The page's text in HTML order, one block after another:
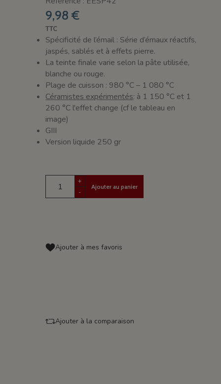
9,98 €
TTC
Spécificité de l’émail : Série d’émaux réactifs,
jaspés, sablés et à effets pierre.
La teinte finale varie selon la pâte utilisée,
blanche ou rouge.
Plage de cuisson : 980 °C – 1 080 °C
Céramistes expérimentés: à 1 150 °C et 1
260 °C l'effet change (cf le tableau en
image)
GIII
Version liquide 250 gr
+
-
Ajouter au panier
Ajouter à mes favoris
Ajouter à la comparaison